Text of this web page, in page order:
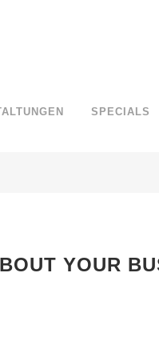
SPECIALS
YOUR